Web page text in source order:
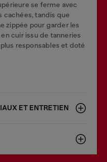
se ferme avec
tandis que
zippée pour garder les
cuir issu de tanneries
responsables et doté
ET ENTRETIEN